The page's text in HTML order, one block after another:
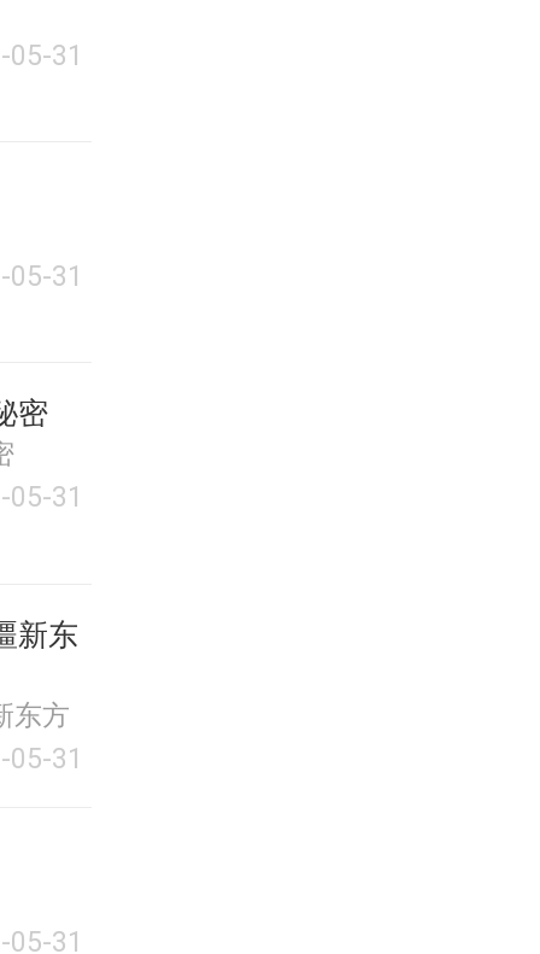
05-31
05-31
密
05-31
新东
东方
05-31
05-31